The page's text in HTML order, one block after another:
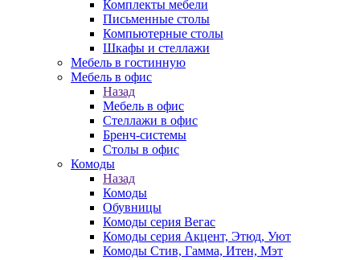
Комплекты мебели
Письменные столы
Компьютерные столы
Шкафы и стеллажи
Мебель в гостинную
Мебель в офис
Назад
Мебель в офис
Стеллажи в офис
Бренч-системы
Столы в офис
Комоды
Назад
Комоды
Обувницы
Комоды серия Вегас
Комоды серия Акцент, Этюд, Уют
Комоды Стив, Гамма, Итен, Мэт